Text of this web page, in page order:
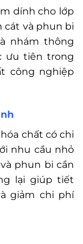
dính cho lớp
cát và phun bi
nhám thông
ưu tiên trong
công nghiệp
chất có chi
nhu cầu nhỏ
phun bi cần
lại giúp tiết
giảm chi phí